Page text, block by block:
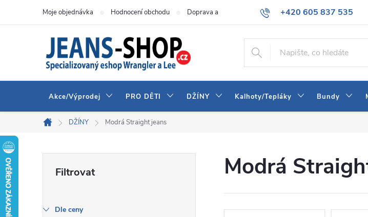
+420 605 837 535
info@jeans-shop.cz
Moje objednávka Hodnocení obchodu Doprava a platba Obchodní podmínky Naše
Akce/Výprodej PRO DĚTI DŽÍNY Kalhoty/Tepláky Bundy
Domů
DŽÍNY Modrá Straight jeans
Dle ceny
Modrá